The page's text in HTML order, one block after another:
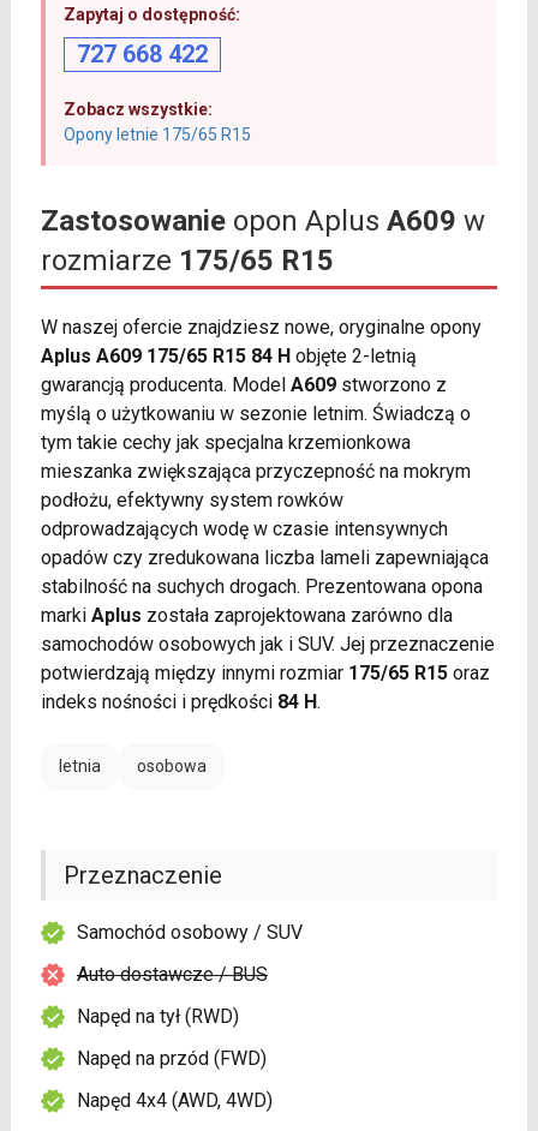
Zapytaj o dostępność:
727 668 422
Zobacz wszystkie:
Opony letnie 175/65 R15
Zastosowanieopon Aplus A609 w
rozmiarze 175/65 R15
W naszej ofercie znajdziesz nowe, oryginalne opony
Aplus A609 175/65 R15 84 Hobjęte 2-letnią
gwarancją producenta. Model A609stworzono z
myślą o użytkowaniu w sezonie letnim. Świadczą o
tym takie cechy jak specjalna krzemionkowa
mieszanka zwiększająca przyczepność na mokrym
podłożu, efektywny system rowków
odprowadzających wodę w czasie intensywnych
opadów czy zredukowana liczba lameli zapewniająca
stabilność na suchych drogach. Prezentowana opona
marki Aplus została zaprojektowana zarówno dla
samochodów osobowych jak i SUV. Jej przeznaczenie
potwierdzają między innymi rozmiar 175/65 R15oraz
indeks nośności i prędkości 84 H.
letnia osobowa
Przeznaczenie
Samochód osobowy / SUV
Auto dostawcze / BUS
Napęd na tył (RWD)
Napęd na przód (FWD)
Napęd 4x4 (AWD, 4WD)